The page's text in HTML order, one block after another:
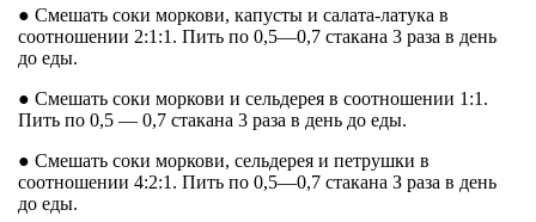
● Смешать соки моркови, капусты и салата-латука в
соотношении 2:1:1. Пить по 0,5—0,7 стакана 3 раза в день
до еды.
● Смешать соки моркови и сельдерея в соотношении 1:1.
Пить по 0,5 — 0,7 стакана 3 раза в день до еды.
● Смешать соки моркови, сельдерея и петрушки в
соотношении 4:2:1. Пить по 0,5—0,7 стакана З раза в день
до еды.